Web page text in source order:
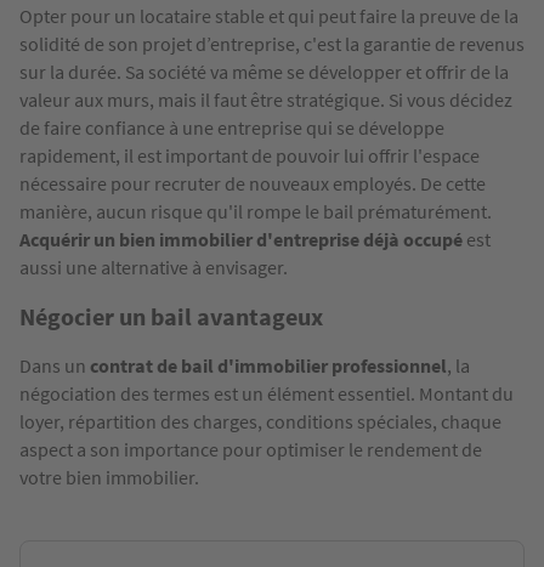
Opter pour un locataire stable et qui peut faire la preuve de la
solidité de son projet d’entreprise, c'est la garantie de revenus
sur la durée. Sa société va même se développer et offrir de la
valeur aux murs, mais il faut être stratégique. Si vous décidez
de faire confiance à une entreprise qui se développe
rapidement, il est important de pouvoir lui offrir l'espace
nécessaire pour recruter de nouveaux employés. De cette
manière, aucun risque qu'il rompe le bail prématurément.
Acquérir un bien immobilier d'entreprise déjà occupé est
aussi une alternative à envisager.
Négocier un bail avantageux
Dans un contrat de bail d'immobilier professionnel, la
négociation des termes est un élément essentiel. Montant du
loyer, répartition des charges, conditions spéciales, chaque
aspect a son importance pour optimiser le rendement de
votre bien immobilier.